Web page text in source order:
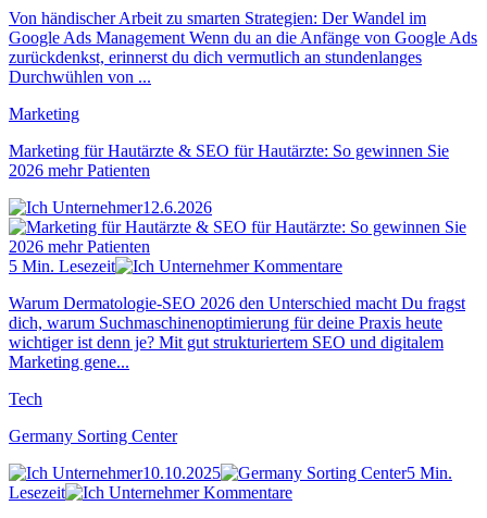
Von händischer Arbeit zu smarten Strategien: Der Wandel im
Google Ads Management Wenn du an die Anfänge von Google Ads
zurückdenkst, erinnerst du dich vermutlich an stundenlanges
Durchwühlen von ...
Marketing
Marketing für Hautärzte & SEO für Hautärzte: So gewinnen Sie
2026 mehr Patienten
12.6.2026
5 Min. Lesezeit
Kommentare
Warum Dermatologie-SEO 2026 den Unterschied macht Du fragst
dich, warum Suchmaschinenoptimierung für deine Praxis heute
wichtiger ist denn je? Mit gut strukturiertem SEO und digitalem
Marketing gene...
Tech
Germany Sorting Center
10.10.2025
5 Min.
Lesezeit
Kommentare